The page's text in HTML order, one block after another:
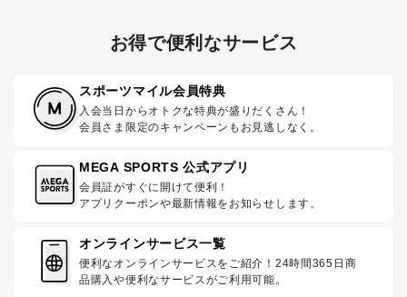
お得で便利なサービス
スポーツマイル会員特典
入会当日からオトクな特典が盛りだくさん！
会員さま限定のキャンペーンもお見逃しなく。
MEGA SPORTS 公式アプリ
会員証がすぐに開けて便利！
アプリクーポンや最新情報をお知らせします。
オンラインサービス一覧
便利なオンラインサービスをご紹介！24時間365日商
品購入や便利なサービスがご利用可能。